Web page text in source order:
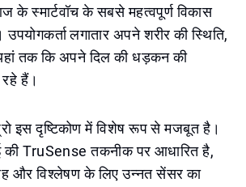
के स्मार्टवॉच के सबसे महत्वपूर्ण विकास
लगातार अपने शरीर की स्थिति,
तक कि अपने दिल की धड़कन की
रहे हैं।
इस दृष्टिकोण में विशेष रूप से मजबूत है।
TruSense तकनीक पर आधारित है,
और विश्लेषण के लिए उन्नत सेंसर का